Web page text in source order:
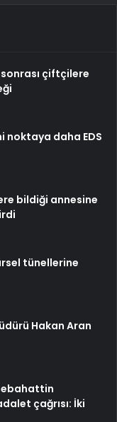
çiftçilere
noktaya daha EDS
bildiği annesine
tünellerine
Hakan Aran
çağrısı: İki